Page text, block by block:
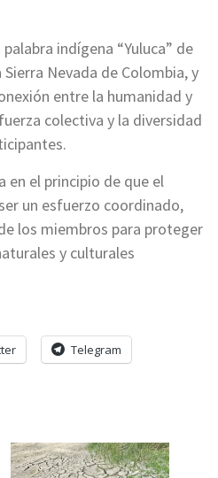
indígena “Yuluca” de
Nevada de Colombia, y
entre la humanidad y
colectiva y la diversidad
en el principio de que el
un esfuerzo coordinado,
los miembros para proteger
y culturales
Telegram